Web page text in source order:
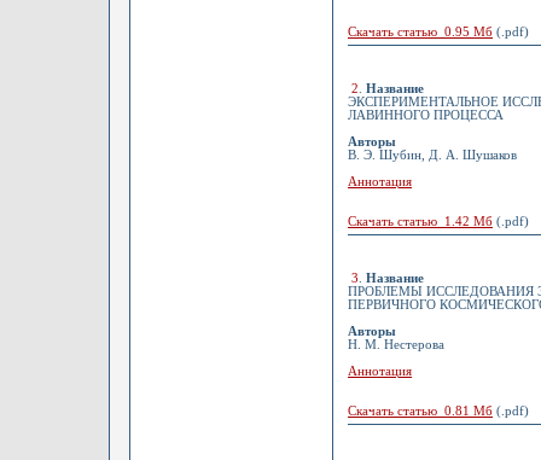
Скачать статью 0.95 Мб (.pdf)
2
Название
ЭКСПЕРИМЕНТАЛЬНОЕ
ЛАВИННОГО ПРОЦЕССА
Авторы
В. Э. Шубин, Д. А. Шушаков
Аннотация
Скачать статью 1.42 Мб (.pdf)
3
Название
ПРОБЛЕМЫ ИССЛЕДОВАНИЯ
ПЕРВИЧНОГО
Авторы
Н. М. Нестерова
Аннотация
Скачать статью 0.81 Мб (.pdf)